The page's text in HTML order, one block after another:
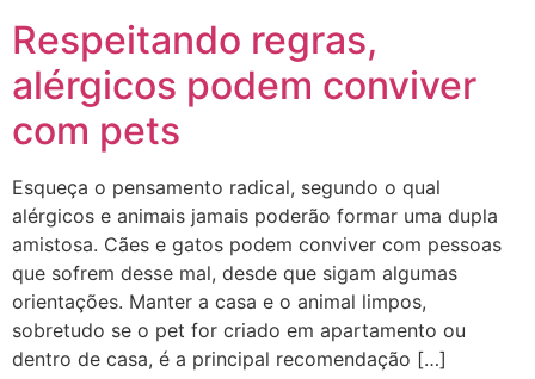
Respeitando regras,
alérgicos podem conviver
com pets
Esqueça o pensamento radical, segundo o qual
alérgicos e animais jamais poderão formar uma dupla
amistosa. Cães e gatos podem conviver com pessoas
que sofrem desse mal, desde que sigam algumas
orientações. Manter a casa e o animal limpos,
sobretudo se o pet for criado em apartamento ou
dentro de casa, é a principal recomendação […]